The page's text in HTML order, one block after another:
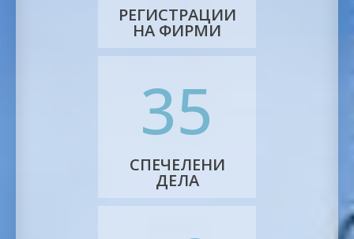
РЕГИСТРАЦИИ
НА ФИРМИ
35
СПЕЧЕЛЕНИ
ДЕЛА